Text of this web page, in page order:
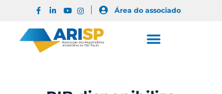
Área do associado